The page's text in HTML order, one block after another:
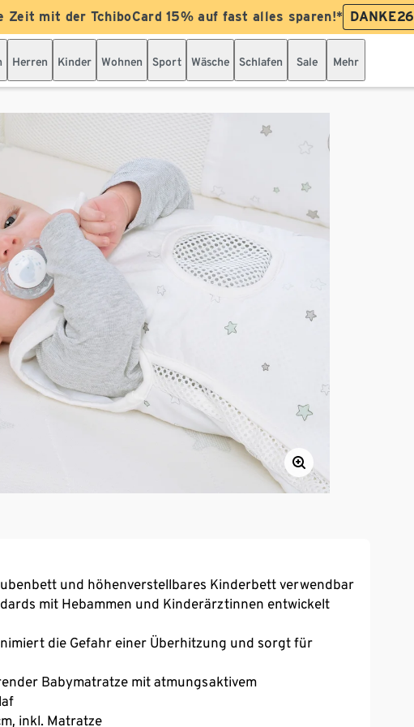
Zeit mit der TchiboCard 15% auf fast alles sparen!* DANKE26
Herren Kinder Wohnen Sport Wäsche Schlafen Sale Mehr
und höhenverstellbares Kinderbett verwendbar
mit Hebammen und Kinderärztinnen entwickelt
die Gefahr einer Überhitzung und sorgt für
Babymatratze mit atmungsaktivem
inkl. Matratze